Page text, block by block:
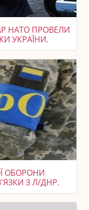
НАТО ПРОВЕЛИ
УКРАЇНИ.
ОБОРОНИ
З Л/ДНР.